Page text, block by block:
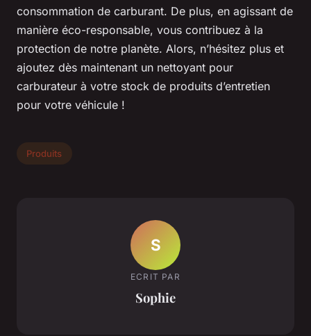
consommation de carburant. De plus, en agissant de
manière éco-responsable, vous contribuez à la
protection de notre planète. Alors, n’hésitez plus et
ajoutez dès maintenant un nettoyant pour
carburateur à votre stock de produits d’entretien
pour votre véhicule !
Produits
S
ECRIT PAR
Sophie